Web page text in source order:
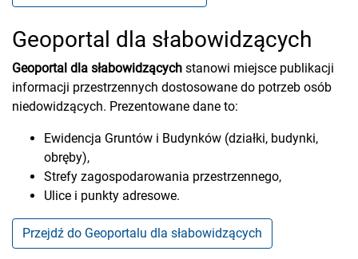
Geoportal dla słabowidzących
Geoportal dla słabowidzących stanowi miejsce publikacji
informacji przestrzennych dostosowane do potrzeb osób
niedowidzących. Prezentowane dane to:
Ewidencja Gruntów i Budynków (działki, budynki,
obręby),
Strefy zagospodarowania przestrzennego,
Ulice i punkty adresowe.
Przejdź do Geoportalu dla słabowidzących